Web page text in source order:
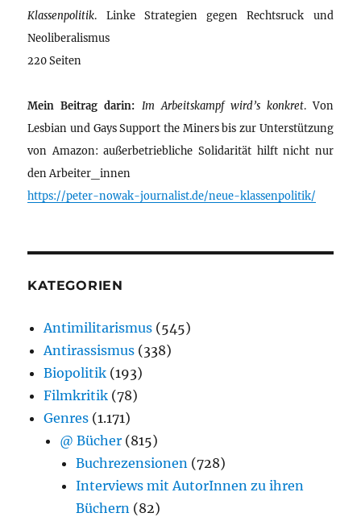
Klassenpolitik. Linke Strategien gegen Rechtsruck und
Neoliberalismus
220 Seiten
Mein Beitrag darin: Im Arbeitskampf wird’s konkret. Von
Lesbian und Gays Support the Miners bis zur Unterstützung
von Amazon: außerbetriebliche Solidarität hilft nicht nur
den Arbeiter_innen
https://peter-nowak-journalist.de/neue-klassenpolitik/
KATEGORIEN
Antimilitarismus (545)
Antirassismus (338)
Biopolitik (193)
Filmkritik (78)
Genres (1.171)
@ Bücher (815)
Buchrezensionen (728)
Interviews mit AutorInnen zu ihren
Büchern (82)